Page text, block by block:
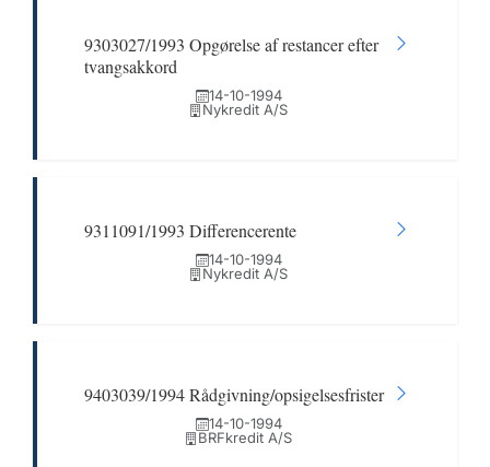
9303027/1993 Opgørelse af restancer efter
tvangsakkord
14-10-1994
Nykredit A/S
9311091/1993 Differencerente
14-10-1994
Nykredit A/S
9403039/1994 Rådgivning/opsigelsesfrister
14-10-1994
BRFkredit A/S